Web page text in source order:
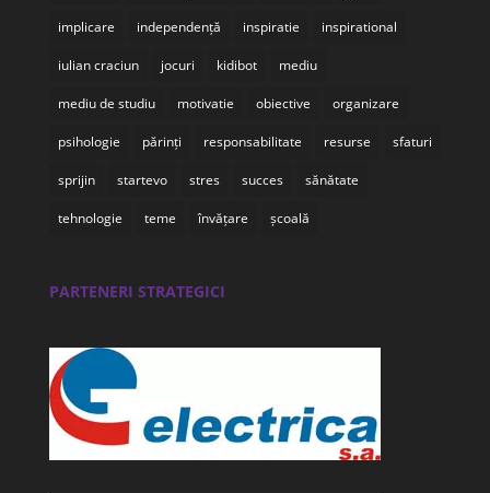
implicare independență inspiratie inspirational
iulian craciun jocuri kidibot mediu
mediu de studiu motivatie obiective organizare
psihologie părinți responsabilitate resurse sfaturi
sprijin startevo stres succes sănătate
tehnologie teme învățare școală
PARTENERI STRATEGICI